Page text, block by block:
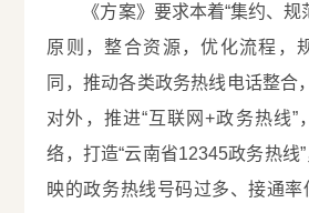
《方案》要求本着“集约、
原则，整合资源，优化流程，
同，推动各类政务热线电话整合
对外，推进“互联网+政务热线”
络，打造“云南省12345政务热线
映的政务热线号码过多、接通